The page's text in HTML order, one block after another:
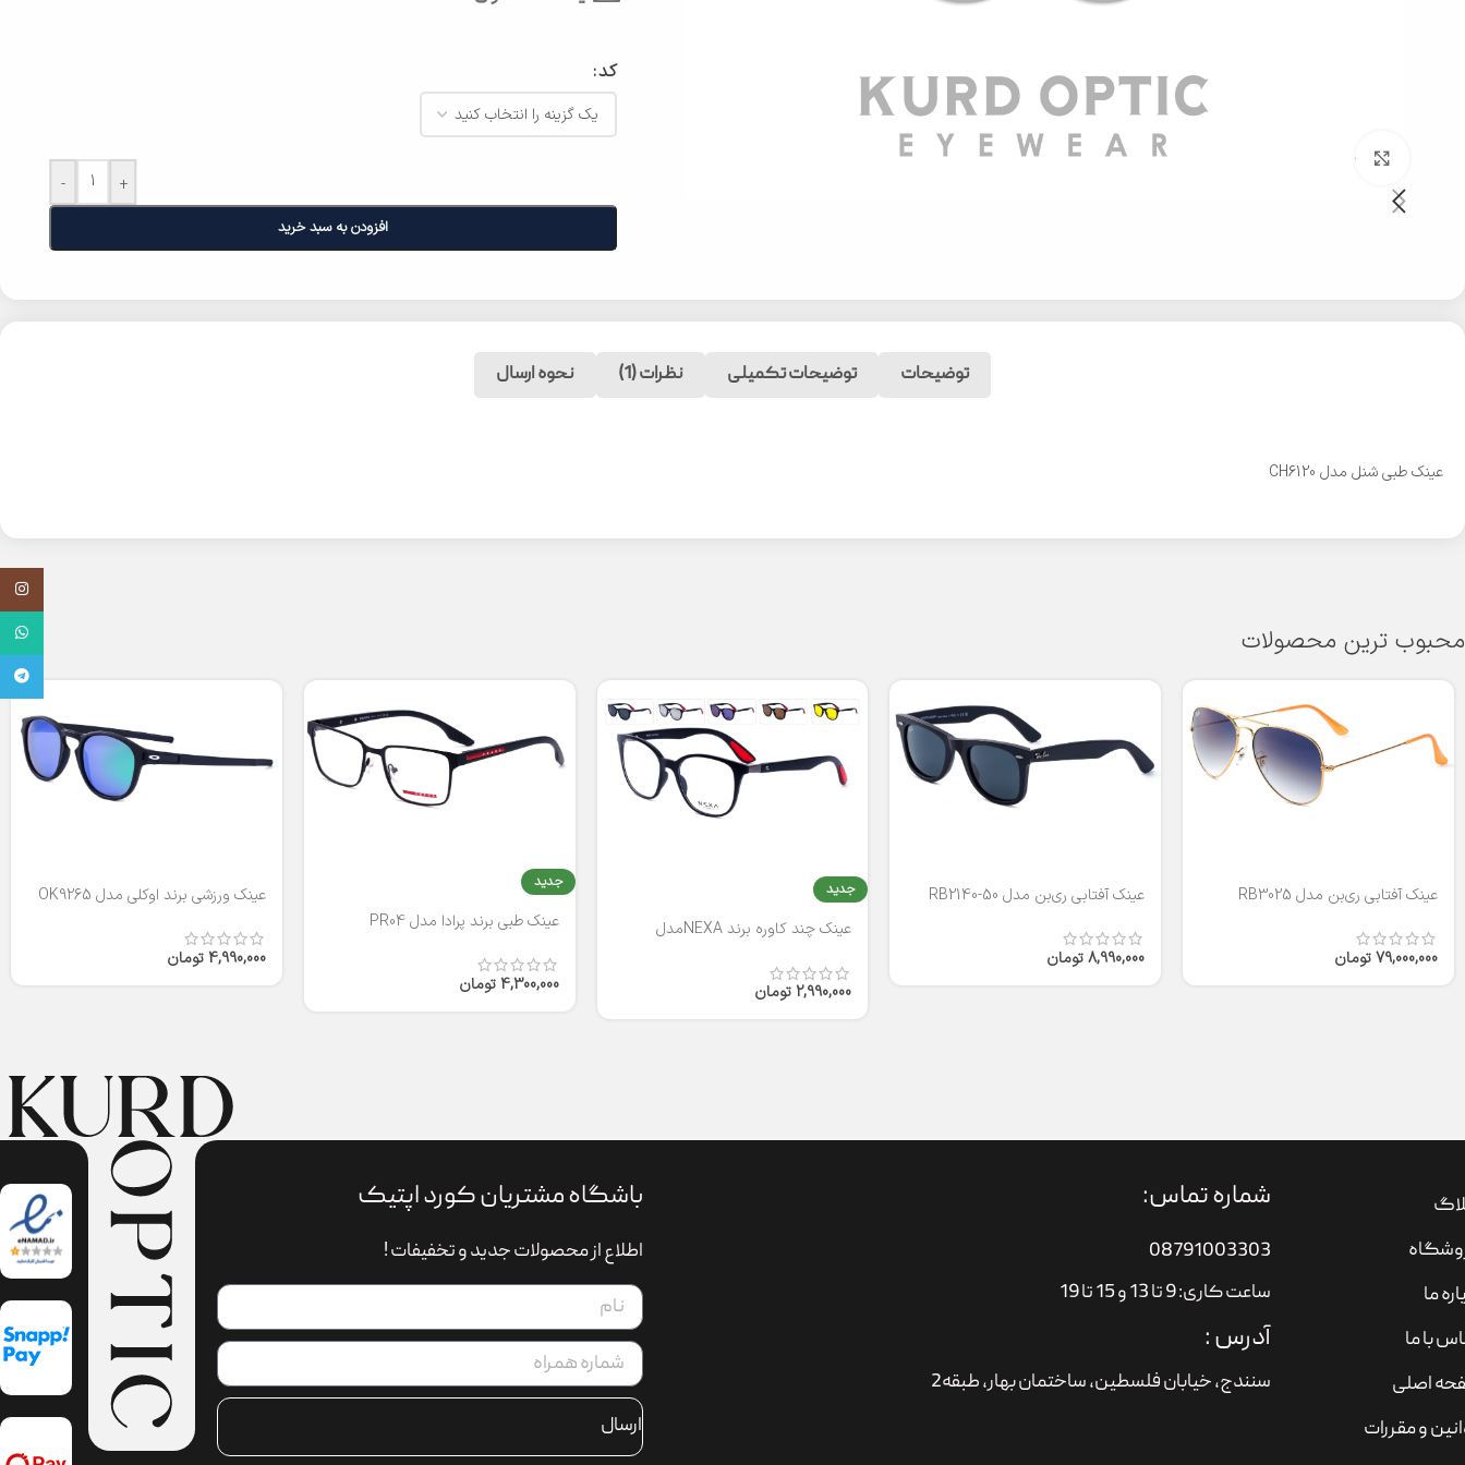
کد
- +
افزودن به سبد خرید
توضیحات توضیحات تکمیلی نظرات (1) نحوه ارسال
عینک طبی شنل مدل CH6120
محبوب ترین محصولات
عینک آفتابی ری‌بن مدل RB3025
79,000,000تومان
عینک آفتابی ری‌بن مدل RB2140-50
8,990,000 تومان
جدید
عینک چند کاوره برند NEXAمدل
2,990,000 تومان
جدید
عینک طبی برند پرادا مدل PR04
4,300,000 تومان
عینک ورزشی برند اوکلی مدل OK9265
4,990,000 تومان
ما
با ما
اصلی
و مقررات
شماره تماس:
08791003303
ساعت کاری: 9 تا 13 و 15 تا 19
آدرس :
سنندج، خیابان فلسطین،‌ ساختمان بهار، طبقه2
باشگاه مشتریان کورد اپتیک
اطلاع از محصولات جدید و تخفیفات !
ارسال
واتساپ
تلگرام